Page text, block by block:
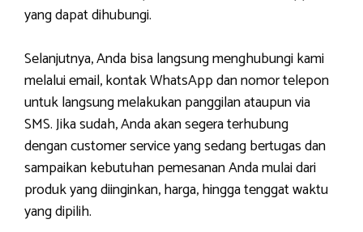
yang dapat dihubungi.
Selanjutnya, Anda bisa langsung menghubungi kami
melalui email, kontak WhatsApp dan nomor telepon
untuk langsung melakukan panggilan ataupun via
SMS. Jika sudah, Anda akan segera terhubung
dengan customer service yang sedang bertugas dan
sampaikan kebutuhan pemesanan Anda mulai dari
produk yang diinginkan, harga, hingga tenggat waktu
yang dipilih.